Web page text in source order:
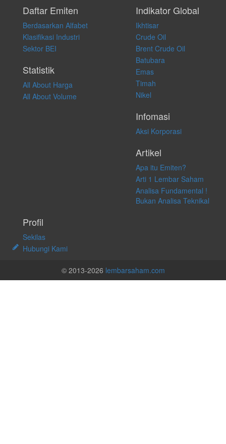
pribadi. Kami tidak memberi anjuran, saran, rekomendasi untuk
membeli, menjual atau melakukan aktivitas lain yang terkait dengan
transaksi perdagangan apapun, dan kami tidak bertanggung jawab
atas keputusan investasi yang dilakukan dalam kondisi dan situasi
apapun juga, yang diakibatkan secara langsung maupun tidak
langsung atas konten pada website ini.
Daftar Emiten
Berdasarkan Alfabet
Klasifikasi Industri
Sektor BEI
Statistik
All About Harga
All About Volume
Indikator Global
Ikhtisar
Crude Oil
Brent Crude Oil
Batubara
Emas
Timah
Nikel
Infomasi
Aksi Korporasi
Artikel
Apa itu Emiten?
Arti 1 Lembar Saham
Analisa Fundamental !
Bukan Analisa Teknikal
Profil
Sekilas
Hubungi Kami
© 2013-2026 lembarsaham.com